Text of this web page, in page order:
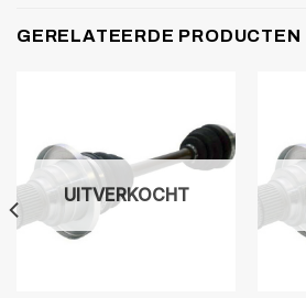
GERELATEERDE PRODUCTEN
UITVERKOCHT